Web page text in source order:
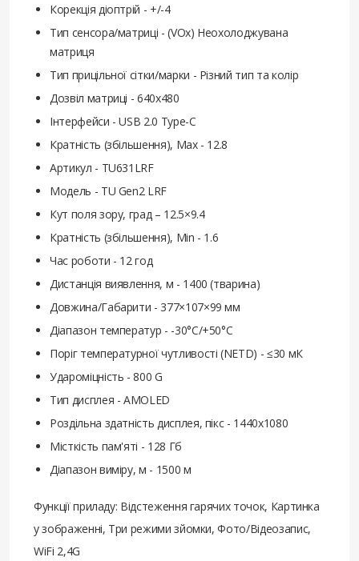
Корекція діоптрій - +/-4
Тип сенсора/матриці - (VOx) Неохолоджувана
матриця
Тип прицільної сітки/марки - Різний тип та колір
Дозвіл матриці - 640х480
Інтерфейси - USB 2.0 Type-C
Кратність (збільшення), Max - 12.8
Артикул - TU631LRF
Модель - TU Gen2 LRF
Кут поля зору, град – 12.5×9.4
Кратність (збільшення), Min - 1.6
Час роботи - 12 год
Дистанція виявлення, м - 1400 (тварина)
Довжина/Габарити - 377×107×99 мм
Діапазон температур - -30°C/+50°C
Поріг температурної чутливості (NETD) - ≤30 мК
Удароміцність - 800 G
Тип дисплея - AMOLED
Роздільна здатність дисплея, пікс - 1440х1080
Місткість пам'яті - 128 Гб
Діапазон виміру, м - 1500 м
Функції приладу: Відстеження гарячих точок, Картинка
у зображенні, Три режими зйомки, Фото/Відеозапис,
WiFi 2,4G